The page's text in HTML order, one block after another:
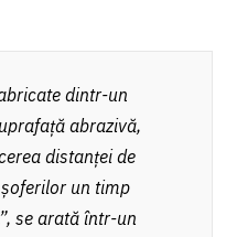
dintr-un
abrazivă,
distanței de
un timp
se arată într-un